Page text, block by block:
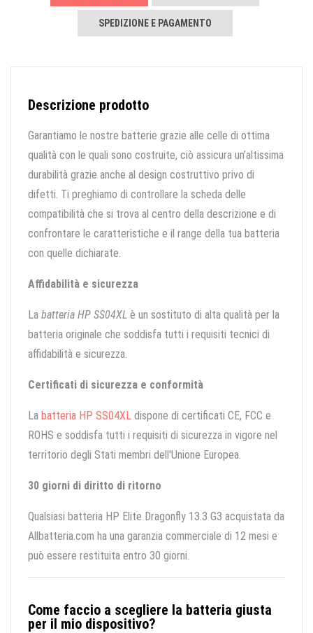
SPEDIZIONE E PAGAMENTO
Descrizione prodotto
Garantiamo le nostre batterie grazie alle celle di ottima
qualità con le quali sono costruite, ciò assicura un’altissima
durabilità grazie anche al design costruttivo privo di
difetti. Ti preghiamo di controllare la scheda delle
compatibilità che si trova al centro della descrizione e di
confrontare le caratteristiche e il range della tua batteria
con quelle dichiarate.
Affidabilità e sicurezza
La batteria HP SS04XL è un sostituto di alta qualità per la
batteria originale che soddisfa tutti i requisiti tecnici di
affidabilità e sicurezza.
Certificati di sicurezza e conformità
La batteria HP SS04XL dispone di certificati CE, FCC e
ROHS e soddisfa tutti i requisiti di sicurezza in vigore nel
territorio degli Stati membri dell'Unione Europea.
30 giorni di diritto di ritorno
Qualsiasi batteria HP Elite Dragonfly 13.3 G3 acquistata da
Allbatteria.com ha una garanzia commerciale di 12 mesi e
può essere restituita entro 30 giorni.
Come faccio a scegliere la batteria giusta
per il mio dispositivo?